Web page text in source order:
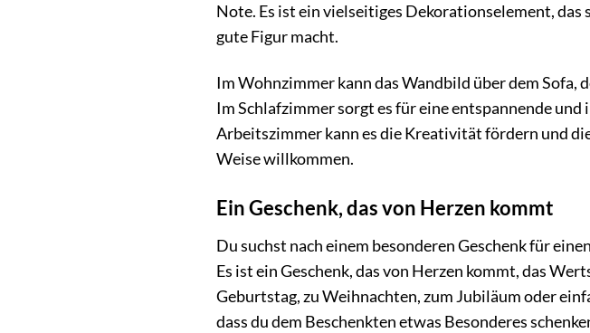
Note. Es ist ein vielseitiges Dekorationselement,
gute Figur macht.
Im Wohnzimmer kann das Wandbild über dem
Im Schlafzimmer sorgt es für eine entspannende
Arbeitszimmer kann es die Kreativität fördern und
Weise willkommen.
Ein Geschenk, das von Herzen kommt
Du suchst nach einem besonderen Geschenk für
Es ist ein Geschenk, das von Herzen kommt, das
Geburtstag, zu Weihnachten, zum Jubiläum oder
dass du dem Beschenkten etwas Besonderes